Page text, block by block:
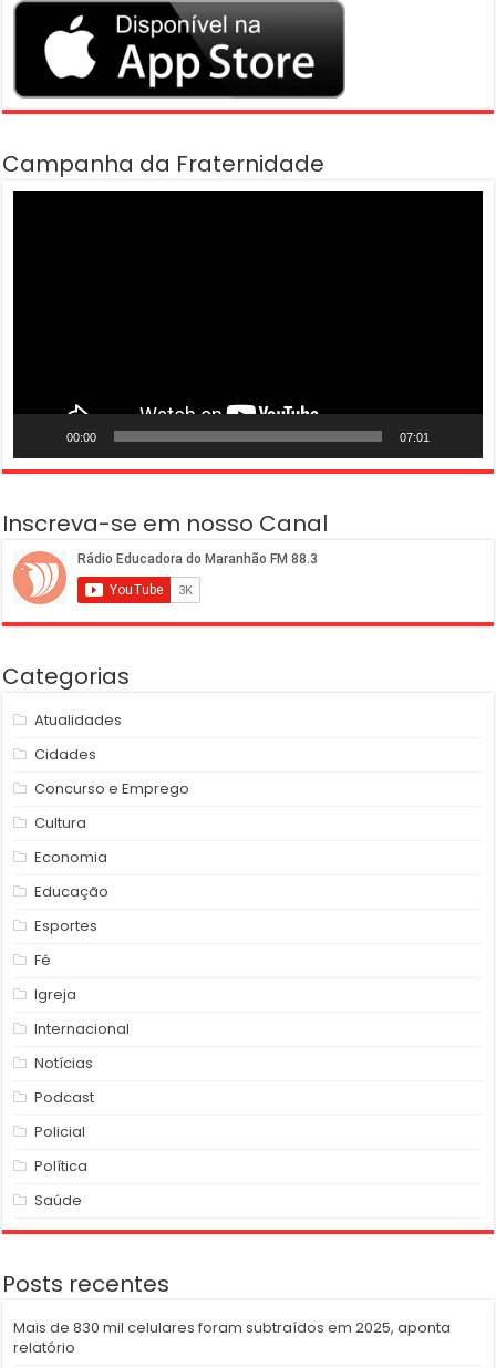
Campanha da Fraternidade
00:00 07:01
Inscreva-se em nosso Canal
Categorias
Atualidades
Cidades
Concurso e Emprego
Cultura
Economia
Educação
Esportes
Fé
Igreja
Internacional
Notícias
Podcast
Policial
Política
Saúde
Posts recentes
Mais de 830 mil celulares foram subtraídos em 2025, aponta
relatório